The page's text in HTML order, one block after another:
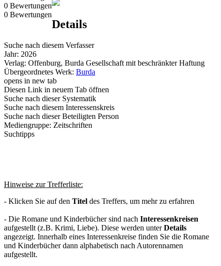
0 Bewertungen
0 Bewertungen
Details
Suche nach diesem Verfasser
Jahr: 2026
Verlag: Offenburg, Burda Gesellschaft mit beschränkter Haftung
Übergeordnetes Werk: Burda
opens in new tab
Diesen Link in neuem Tab öffnen
Suche nach dieser Systematik
Suche nach diesem Interessenskreis
Suche nach dieser Beteiligten Person
Mediengruppe: Zeitschriften
Suchtipps
Hinweise zur Trefferliste:
- Klicken Sie auf den Titel des Treffers, um mehr zu erfahren
- Die Romane und Kinderbücher sind nach Interessenkreisen
aufgestellt (z.B. Krimi, Liebe). Diese werden unterDetails
angezeigt. Innerhalb eines Interessenkreise finden Sie die Romane
und Kinderbücher dann alphabetisch nach Autorennamen
aufgestellt.